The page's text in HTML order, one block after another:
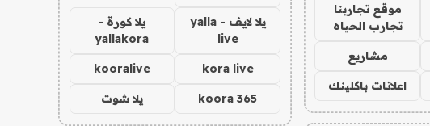
موقع تجاربنا
تجارب الحياه
مشاريع
اعلانات باكلينك
يلا لايف - yalla
live
يلا كورة -
yallakora
kora live
kooralive
koora 365 يلا شوت